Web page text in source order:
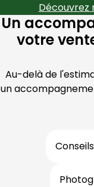
Découvrez
Un
votre
Au-delà de
un